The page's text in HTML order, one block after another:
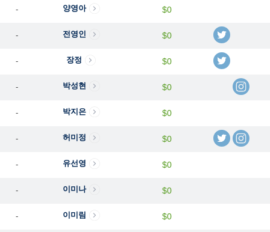
- 양영아 $0
- 전영인 $0
- 장정 $0
- 박성현 $0
- 박지은 $0
- 허미정 $0
- 유선영 $0
- 이미나 $0
- 이미림 $0